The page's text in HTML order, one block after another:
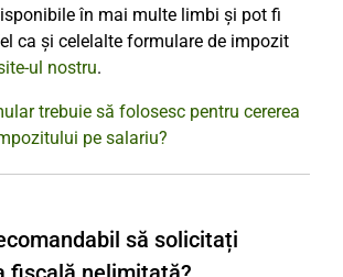
în mai multe limbi și pot fi
ca și celelalte formulare de impozit
ul nostru.
trebuie să folosesc pentru cererea
pe salariu?
să solicitați